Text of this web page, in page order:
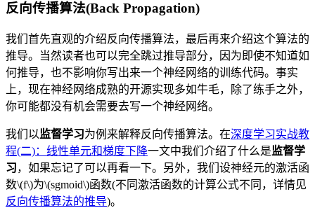
反向传播算法(Back Propagation)
我们首先直观的介绍反向传播算法，最后再来介绍这个算法的
推导。当然读者也可以完全跳过推导部分，因为即使不知道如
何推导，也不影响你写出来一个神经网络的训练代码。事实
上，现在神经网络成熟的开源实现多如牛毛，除了练手之外，
你可能都没有机会需要去写一个神经网络。
我们以监督学习为例来解释反向传播算法。在深度学习实战教
程(二)：线性单元和梯度下降一文中我们介绍了什么是监督学
习，如果忘记了可以再看一下。另外，我们设神经元的激活函
数\(f\)为\(sgmoid\)函数(不同激活函数的计算公式不同，详情见
反向传播算法的推导)。